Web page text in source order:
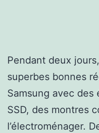
Pendant deux
superbes bonnes
Samsung avec des
SSD, des montres
l’électroménager.